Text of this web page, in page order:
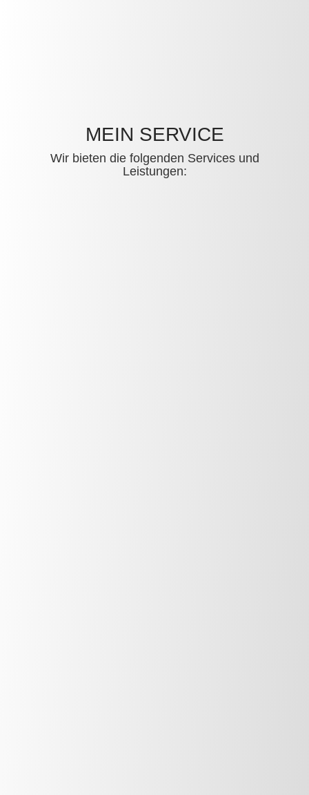
MEIN SERVICE
Wir bieten die folgenden Services und
Leistungen: